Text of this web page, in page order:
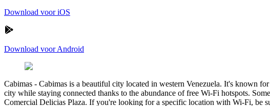
Download voor iOS
Download voor Android
Cabimas - Cabimas is a beautiful city located in western Venezuela. It's known
city while staying connected thanks to the abundance of free Wi-Fi hotspots.
Comercial Delicias Plaza. If you're looking for a specific location with Wi-Fi, be